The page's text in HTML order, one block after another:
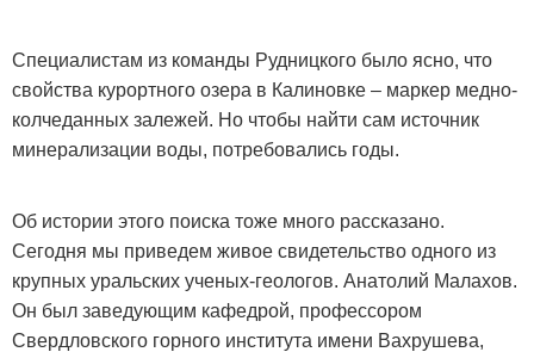
Специалистам из команды Рудницкого было ясно, что
свойства курортного озера в Калиновке – маркер медно-
колчеданных залежей. Но чтобы найти сам источник
минерализации воды, потребовались годы.
Об истории этого поиска тоже много рассказано.
Сегодня мы приведем живое свидетельство одного из
крупных уральских ученых-геологов. Анатолий Малахов.
Он был заведующим кафедрой, профессором
Свердловского горного института имени Вахрушева,